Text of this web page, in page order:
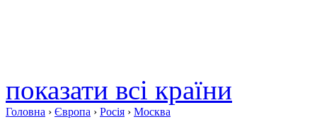
показати всі країни
Головна › Європа › Росія › Москва